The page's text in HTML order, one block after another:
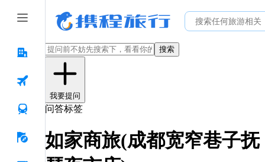
搜索
我要提问
问答标签
如家商旅(成都宽窄巷子抚